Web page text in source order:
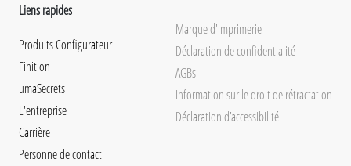
Liens rapides
Produits Configurateur
Finition
umaSecrets
L'entreprise
Carrière
Personne de contact
Marque d'imprimerie
Déclaration de confidentialité
AGBs
Information sur le droit de rétractation
Déclaration d’accessibilité